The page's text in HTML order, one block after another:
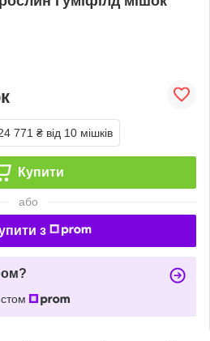
771 ₴ від 10 мішків
Купити
або
з